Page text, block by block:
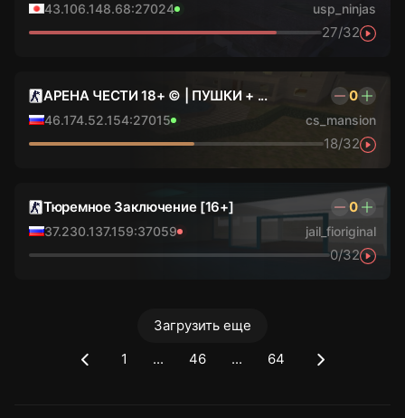
43.106.148.68:27024 usp_ninjas
27/32
АРЕНА ЧЕСТИ 18+ © | ПУШКИ + ... 0
46.174.52.154:27015 cs_mansion
18/32
Тюремное Заключение [16+] 0
37.230.137.159:37059 jail_fioriginal
0/32
Загрузить еще
1
... 46 ... 64